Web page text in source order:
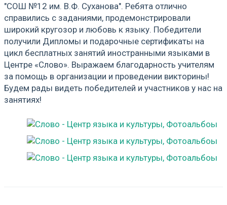
"СОШ №12 им. В.Ф. Суханова". Ребята отлично
справились с заданиями, продемонстрировали
широкий кругозор и любовь к языку. Победители
получили Дипломы и подарочные сертификаты на
цикл бесплатных занятий иностранными языками в
Центре «Слово». Выражаем благодарность учителям
за помощь в организации и проведении викторины!
Будем рады видеть победителей и участников у нас на
занятиях!